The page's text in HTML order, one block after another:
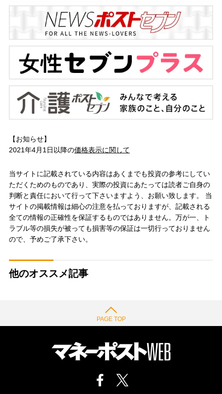
【お知らせ】
2021年4月1日以降の価格表示に関して
当サイトに記載されている内容はあくまでも投資の参考にしてい
ただくためのものであり、実際の投資にあたっては読者ご自身の
判断と責任において行って下さいますよう、お願い致します。 当
サイトの掲載情報は細心の注意を払っておりますが、記載される
全ての情報の正確性を保証するものではありません。万が一、ト
ラブル等の損失が被っても損害等の保証は一切行っておりません
ので、予めご了承下さい。
他のオススメ記事
PAGE TOP